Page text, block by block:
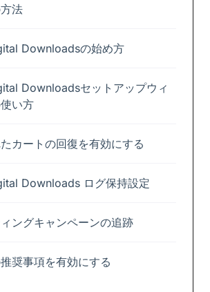
法
Downloadsの始め方
Downloadsセットアップウィ
い方
カートの回復を有効にする
Downloads ログ保持設定
ングキャンペーンの追跡
奨事項を有効にする